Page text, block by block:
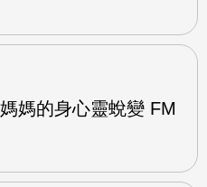
媽的身心靈蛻變 FM